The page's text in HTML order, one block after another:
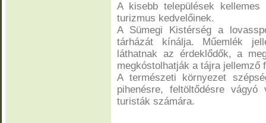
A kisebb települések
turizmus kedvelőinek.
A Sümegi Kistérség a
tárházát kínálja. Műemlék
láthatnak az érdeklődők, a
megkóstolhatják a tájra jellemző
A természeti környezet
pihenésre, feltöltődésre vágyó
turisták számára.